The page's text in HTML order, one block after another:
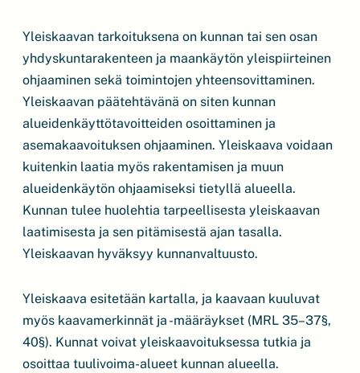
Yleiskaavan tarkoituksena on kunnan tai sen osan
yhdyskuntarakenteen ja maankäytön yleispiirteinen
ohjaaminen sekä toimintojen yhteensovittaminen.
Yleiskaavan päätehtävänä on siten kunnan
alueidenkäyttötavoitteiden osoittaminen ja
asemakaavoituksen ohjaaminen. Yleiskaava voidaan
kuitenkin laatia myös rakentamisen ja muun
alueidenkäytön ohjaamiseksi tietyllä alueella.
Kunnan tulee huolehtia tarpeellisesta yleiskaavan
laatimisesta ja sen pitämisestä ajan tasalla.
Yleiskaavan hyväksyy kunnanvaltuusto.
Yleiskaava esitetään kartalla, ja kaavaan kuuluvat
myös kaavamerkinnät ja -määräykset (MRL 35–37§,
40§). Kunnat voivat yleiskaavoituksessa tutkia ja
osoittaa tuulivoima-alueet kunnan alueella.